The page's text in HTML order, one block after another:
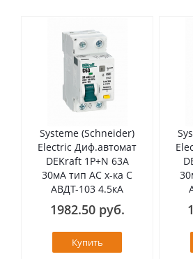
Systeme (Schneider)
Electric Диф.автомат
DEKraft 1Р+N 63А
30мА тип AC х-ка C
АВДТ-103 4.5кА
1982.50 руб.
Купить